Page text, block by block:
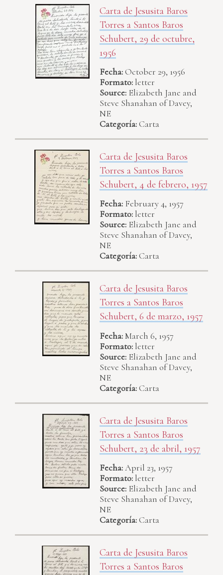
Carta de Jesusita Baros
Torres a Santos Baros
Schubert, 29 de octubre,
1956
Fecha:October 29, 1956
Formato: letter
Source: Elizabeth Jane and
Steve Shanahan of Davey,
NE
Categoría:Carta
Carta de Jesusita Baros
Torres a Santos Baros
Schubert, 4 de febrero, 1957
Fecha: February 4, 1957
Formato: letter
Source: Elizabeth Jane and
Steve Shanahan of Davey,
NE
Categoría:Carta
Carta de Jesusita Baros
Torres a Santos Baros
Schubert, 6 de marzo, 1957
Fecha:March 6, 1957
Formato: letter
Source: Elizabeth Jane and
Steve Shanahan of Davey,
NE
Categoría:Carta
Carta de Jesusita Baros
Torres a Santos Baros
Schubert, 23 de abril, 1957
Fecha:April 23, 1957
Formato: letter
Source: Elizabeth Jane and
Steve Shanahan of Davey,
NE
Categoría:Carta
Carta de Jesusita Baros
Torres a Santos Baros